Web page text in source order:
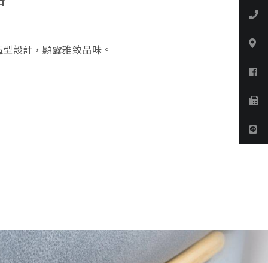
設計，顯露雅致品味。